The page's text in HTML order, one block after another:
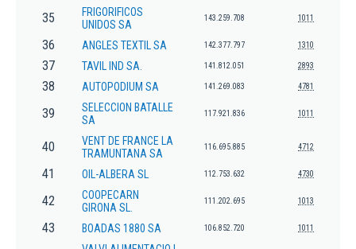
35
FRIGORIFICOS
UNIDOS SA
143.259.708 1011
36 ANGLES TEXTIL SA 142.377.797 1310
37 TAVIL IND SA. 141.812.051 2893
38 AUTOPODIUM SA 141.269.083 4781
39
SELECCION BATALLE
SA
117.921.836 1011
40
VENT DE FRANCE LA
TRAMUNTANA SA
116.695.885 4712
41 OIL-ALBERA SL 112.753.632 4730
42
COOPECARN
GIRONA SL.
111.202.695 1013
43 BOADAS 1880 SA 106.852.720 1011